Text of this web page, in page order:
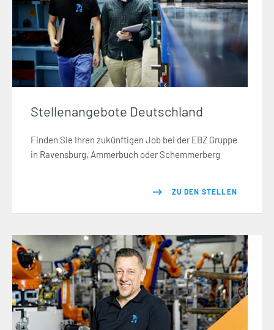
Stellenangebote Deutschland
Finden Sie Ihren zukünftigen Job bei der EBZ Gruppe
in Ravensburg, Ammerbuch oder Schemmerberg
ZU DEN STELLEN